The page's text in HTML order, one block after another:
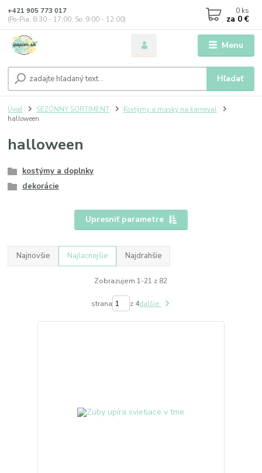
Menu
Hľadať
+421 905 773 017
(Po-Pia, 8:30 - 17:00, So: 9:00 - 12:00)
0 ks
za 0 €
Úvod SEZÓNNY SORTIMENT
Kostýmy a masky na karneval
halloween
halloween
kostýmy a doplnky
dekorácie
Upresniť parametre
Najnovšie Najlacnejšie Najdrahšie
Zobrazujem 1-21 z 82
strana z 4ďalšie